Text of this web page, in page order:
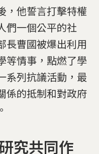
，他誓言打擊特權
們一個公平的社
長曹國被爆出利用
等情事，點燃了學
系列抗議活動，最
係的抵制和對政府
究共同作